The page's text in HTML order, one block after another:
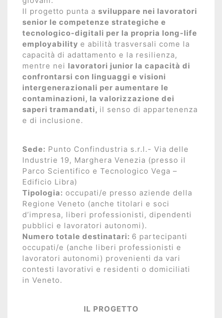
Il progetto punta a sviluppare nei lavoratori
senior le competenze strategiche e
tecnologico-digitali per la propria long-life
employability e abilità trasversali come la
capacità di adattamento e la resilienza,
mentre nei lavoratori junior la capacità di
confrontarsi con linguaggi e visioni
intergenerazionali per aumentare le
contaminazioni, la valorizzazione dei
saperi tramandati, il senso di appartenenza
e di inclusione.
Sede: Punto Confindustria s.r.l.- Via delle
Industrie 19, Marghera Venezia (presso il
Parco Scientifico e Tecnologico Vega –
Edificio Libra)
Tipologia: occupati/e presso aziende della
Regione Veneto (anche titolari e soci
d’impresa, liberi professionisti, dipendenti
pubblici e lavoratori autonomi).
Numero totale destinatari: 6 partecipanti
occupati/e (anche liberi professionisti e
lavoratori autonomi) provenienti da vari
contesti lavorativi e residenti o domiciliati
in Veneto.
IL PROGETTO